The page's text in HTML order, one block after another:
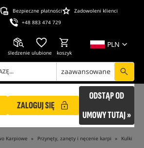
Bezpieczne płatności
Zadowoleni klienci
+48 883 474 729
PLN
śledzenie ulubione koszyk
zaawansowane
ZALOGUJ SIĘ
ODSTĄP OD
UMOWY TUTAJ »
Karpiowe Przynęty, zanęty i nęcenie karpi Kulki